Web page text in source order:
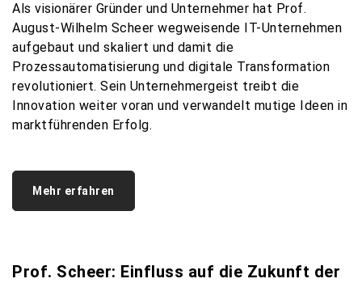
Als visionärer Gründer und Unternehmer hat Prof.
August-Wilhelm Scheer wegweisende IT-Unternehmen
aufgebaut und skaliert und damit die
Prozessautomatisierung und digitale Transformation
revolutioniert. Sein Unternehmergeist treibt die
Innovation weiter voran und verwandelt mutige Ideen in
marktführenden Erfolg.
Mehr erfahren
Prof. Scheer: Einfluss auf die Zukunft der